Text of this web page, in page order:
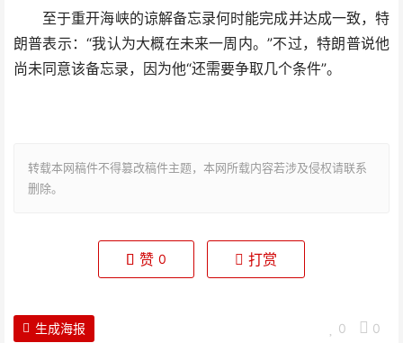
至于重开海峡的谅解备忘录何时能完成并达成一致，特
朗普表示：“我认为大概在未来一周内。”不过，特朗普说他
尚未同意该备忘录，因为他“还需要争取几个条件”。
转载本网稿件不得篡改稿件主题，本网所载内容若涉及侵权请联系
删除。
赞 0 打赏
0 0
生成海报